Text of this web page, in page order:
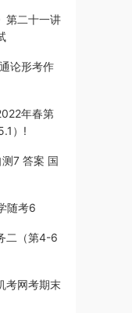
第二十一讲
论形考作
年春第
）!
测7 答案 国
随考6
二（第4-6
考网考期末